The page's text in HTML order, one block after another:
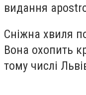
видання
Сніжна хвиля
Вона охопить
тому числі